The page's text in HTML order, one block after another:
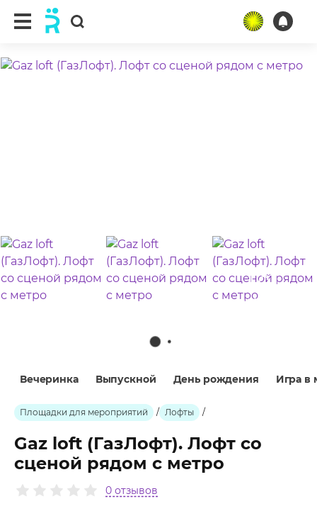
ещё 7 фото
Вечеринка Выпускной День рождения Игра в
Площадки для мероприятий / Лофты /
Gaz loft (ГазЛофт). Лофт со
сценой рядом с метро
0 отзывов